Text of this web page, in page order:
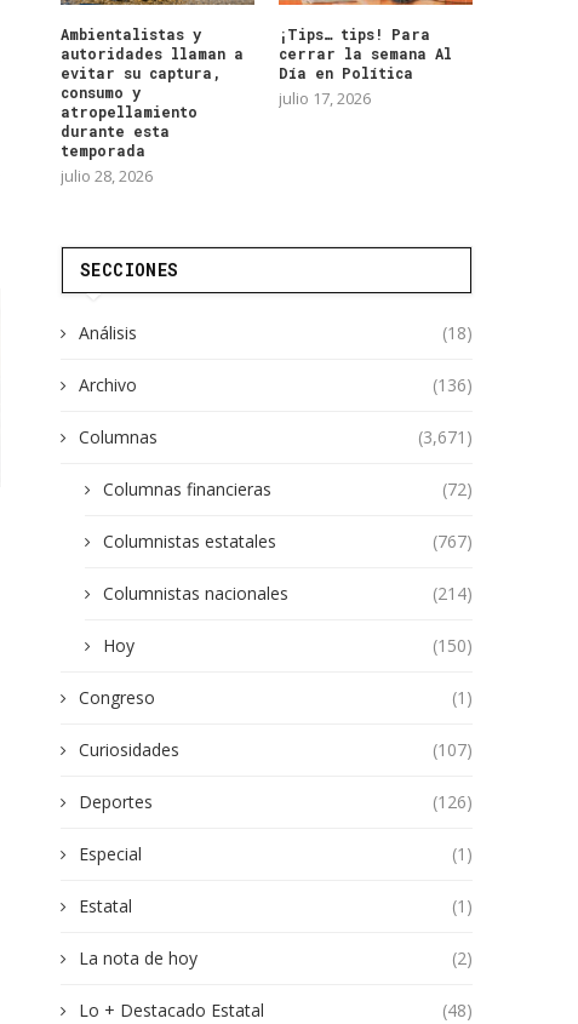
Ambientalistas y
autoridades llaman a
evitar su captura,
consumo y
atropellamiento
durante esta
temporada
julio 28, 2026
¡Tips… tips! Para
cerrar la semana Al
Día en Política
julio 17, 2026
SECCIONES
Análisis (18)
Archivo (136)
Columnas (3,671)
Columnas financieras (72)
Columnistas estatales (767)
Columnistas nacionales (214)
Hoy (150)
Congreso (1)
Curiosidades (107)
Deportes (126)
Especial (1)
Estatal (1)
La nota de hoy (2)
Lo + Destacado Estatal (48)